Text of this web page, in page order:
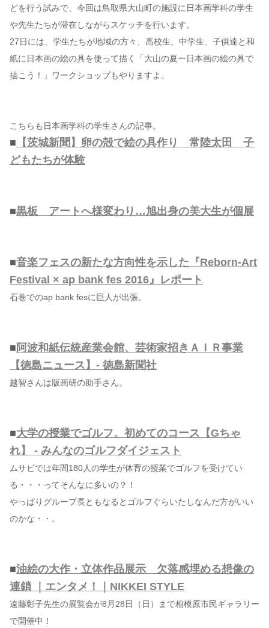
どを行う試みで、今回は鳥取県大山町の施設に日本画学科の学生
や先生たちが滞在しながらスケッチを行います。
27日には、学生たちが地域の方々、高校生、中学生、子供達と和
紙に日本画の絵の具を使って描く「大山の夏ー日本画の絵の具で
描こう！」ワークショップもやりますよ。
こちらも日本画学科の学生さんの記事。
■ 【茨城新聞】卵の殻で絵の具作り 常陸太田 子
どもたちが体験
■黒板 アートへ様変わり…旭出身の美大生が個展
■音楽フェスの新たな方向性を示した『Reborn-Art
Festival × ap bank fes 2016』レポート
石巻でのap bank fesに巨人が出張。
■ 阿波和紙伝統産業会館、芸術家招きＡＩＲ事業
【徳島ニュース】- 徳島新聞社
越智さんは版画研の助手さん。
■大学の授業でゴルフ。初めてのコース【Gちゃ
れ】 - みんなのゴルフダイジェスト
ムサビでは年間180人の学生が体育の授業でゴルフを受けてい
る・・・ってそんなに多いの？！
やっぱりグループ長ともなるとゴルフぐらいたしなんだ方がいい
のかな・・。
■油絵の大作・立体作品展示 欠落感埋める想像の
連鎖 ｜エンタメ！｜NIKKEI STYLE
遠藤彰子先生の展覧会が8月28日（日）まで相模原市民ギャラリー
で開催中！